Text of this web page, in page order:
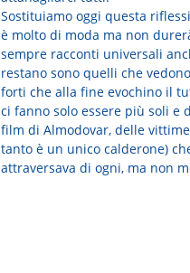
Sostituiamo oggi questa
è molto di moda ma non
sempre racconti universali
restano sono quelli che
forti che alla fine evochino il
ci fanno solo essere più soli e
film di Almodovar, delle
tanto è un unico calderone)
attraversava di ogni, ma non